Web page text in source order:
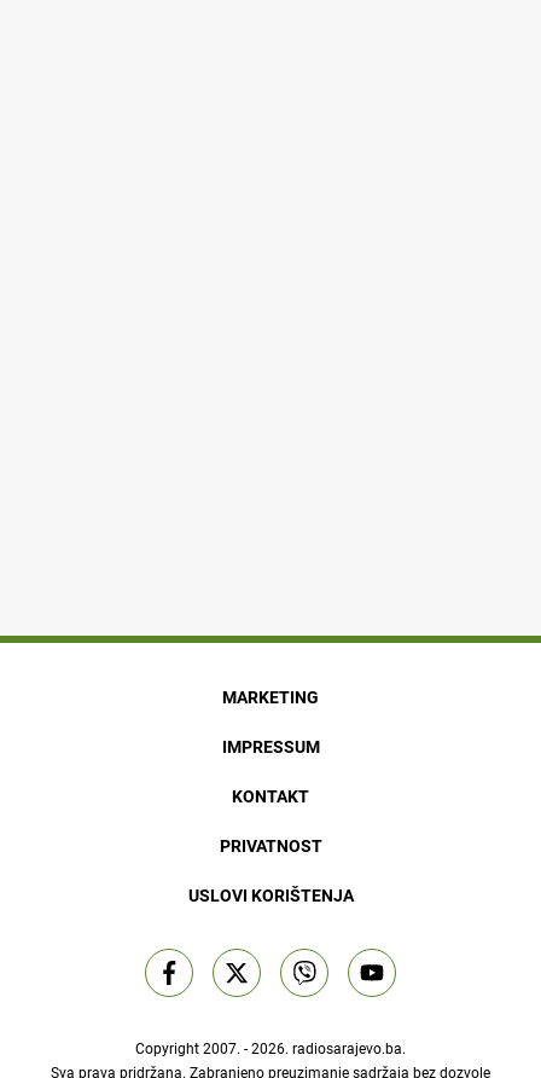
MARKETING
IMPRESSUM
KONTAKT
PRIVATNOST
USLOVI KORIŠTENJA
Copyright 2007. - 2026. radiosarajevo.ba.
Sva prava pridržana. Zabranjeno preuzimanje sadržaja bez dozvole